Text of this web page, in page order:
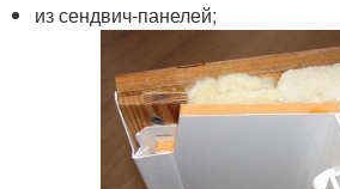
из сендвич-панелей;